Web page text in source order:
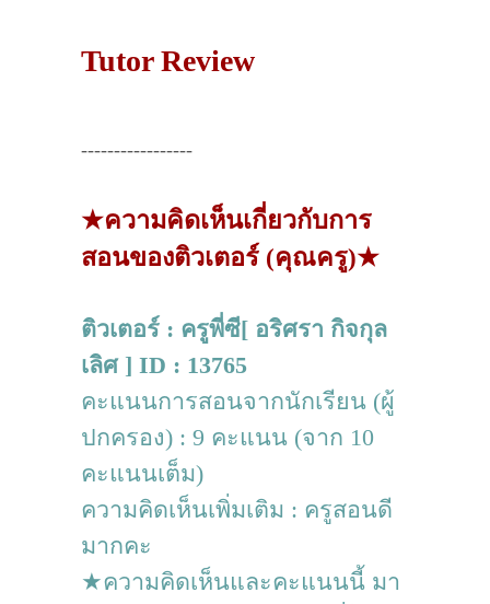
Tutor Review
-----------------
★ความคิดเห็นเกี่ยวกับการ
สอนของติวเตอร์ (คุณครู)★
ติวเตอร์ : ครูพี่ซี[ อริศรา กิจกุล
เลิศ ] ID : 13765
คะแนนการสอนจากนักเรียน (ผู้
ปกครอง) : 9 คะแนน (จาก 10
คะแนนเต็ม)
ความคิดเห็นเพิ่มเติม : ครูสอนดี
มากคะ
★ความคิดเห็นและคะแนนนี้ มา